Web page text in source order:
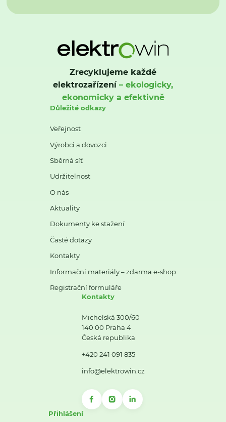
Zrecyklujeme každé
elektrozařízení– ekologicky,
ekonomicky a efektivně
Důležité odkazy
Veřejnost
Výrobci a dovozci
Sběrná síť
Udržitelnost
O nás
Aktuality
Dokumenty ke stažení
Časté dotazy
Kontakty
Informační materiály – zdarma e-shop
Registrační formuláře
Kontakty
Michelská 300/60
140 00 Praha 4
Česká republika
+420 241 091 835
info@elektrowin.cz
Přihlášení